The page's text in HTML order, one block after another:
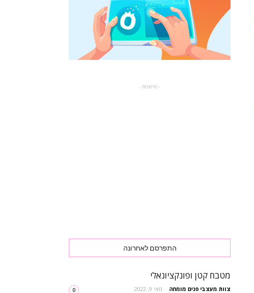
- פרסומת -
התפרסם לאחרונה
מטבח קטן ופונקציונאלי
צוות מעצבי פנים מומחה - מאי 9, 2022 0